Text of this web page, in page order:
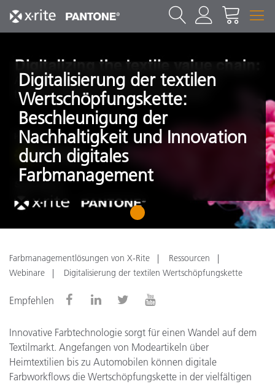
Digitalisierung der textilen
Wertschöpfungskette:
Beschleunigung der
Nachhaltigkeit und Innovation
durch digitales
Farbmanagement
1
Farbmanagementlösungen von X-Rite
Ressourcen
Webinare
Digitalisierung der textilen Wertschöpfungskette
Empfehlen
Innovative Farbtechnologie sorgt für einen Wandel auf dem
Textilmarkt. Angefangen von Modeartikeln über
Heimtextilien bis zu Automobilen können digitale
Farbworkflows die Wertschöpfungskette in der vielfältigen